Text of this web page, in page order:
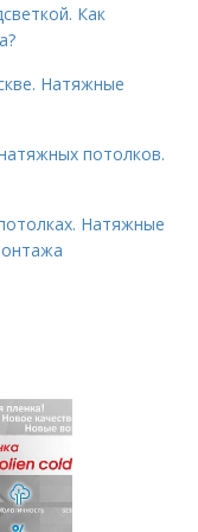
Как
Натяжные
потолков.
Натяжные